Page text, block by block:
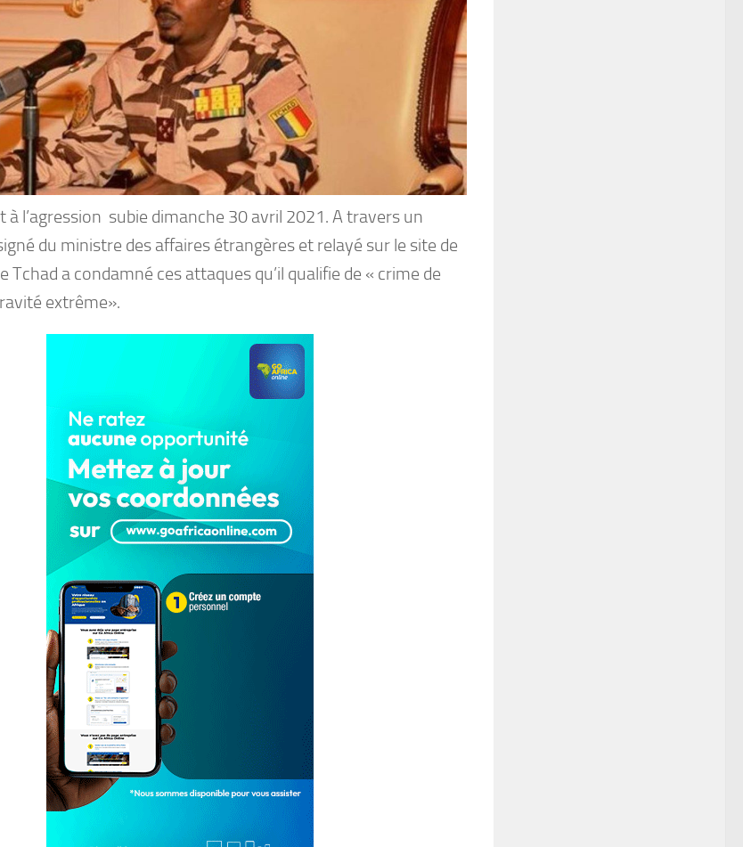
à l’agression subie dimanche 30 avril 2021. A travers un
du ministre des affaires étrangères et relayé sur le site de
Tchad a condamné ces attaques qu’il qualifie de « crime de
extrême».